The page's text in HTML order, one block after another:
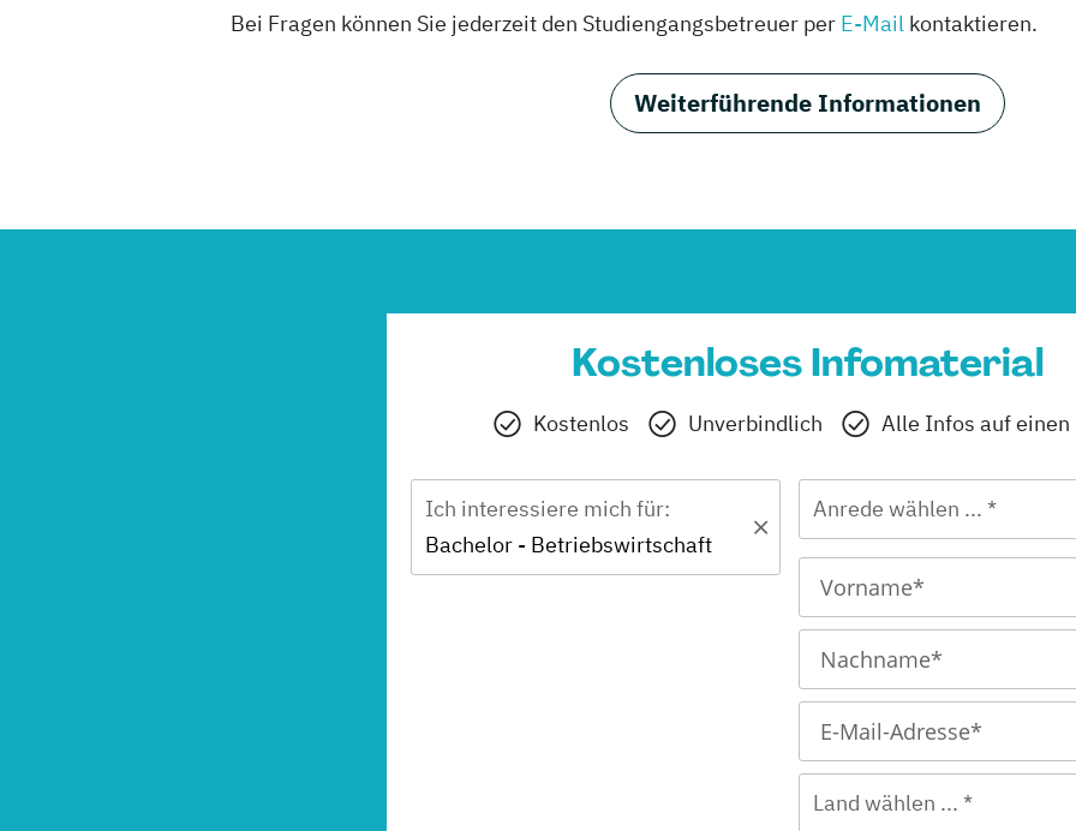
Bei Fragen können Sie jederzeit den Studiengangsbetreuer per E-Mail kontaktieren.
Weiterführende Informationen
Kostenloses Infomaterial
Kostenlos Unverbindlich Alle Infos auf einen
Ich interessiere mich für:
Bachelor - Betriebswirtschaft
Anrede wählen ... *
Land wählen ... *